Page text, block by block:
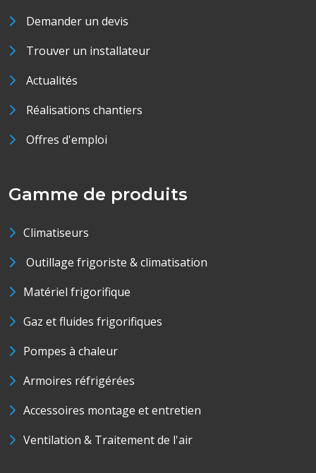
Demander un devis
Trouver un installateur
Actualités
Réalisations chantiers
Offres d'emploi
Gamme de produits
Climatiseurs
Outillage frigoriste & climatisation
Matériel frigorifique
Gaz et fluides frigorifiques
Pompes à chaleur
Armoires réfrigérées
Accessoires montage et entretien
Ventilation & Traitement de l'air